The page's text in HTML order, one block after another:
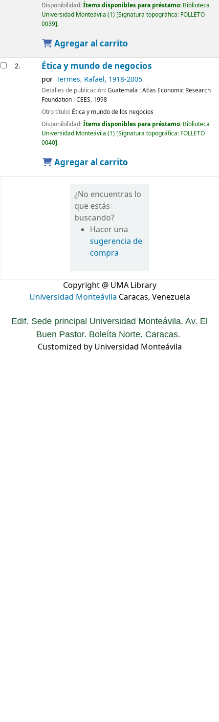
Disponibilidad:Ítems disponibles para préstamo: Biblioteca
Universidad Monteávila (1) Signatura topográfica: FOLLETO
0039 .
Agregar al carrito
2. Ética y mundo de negocios
por Termes, Rafael, 1918-2005
Detalles de publicación:Guatemala :Atlas Economic Research
Foundation : CEES, 1998
Otro título: Ética y mundo de los negocios
Disponibilidad:Ítems disponibles para préstamo: Biblioteca
Universidad Monteávila (1) Signatura topográfica: FOLLETO
0040 .
Agregar al carrito
¿No encuentras lo
que estás
buscando?
Hacer una
sugerencia de
compra
Copyright @ UMA Library
Universidad Monteávila Caracas, Venezuela
Edif. Sede principal Universidad Monteávila. Av. El
Buen Pastor. Boleíta Norte. Caracas.
Customized by Universidad Monteávila